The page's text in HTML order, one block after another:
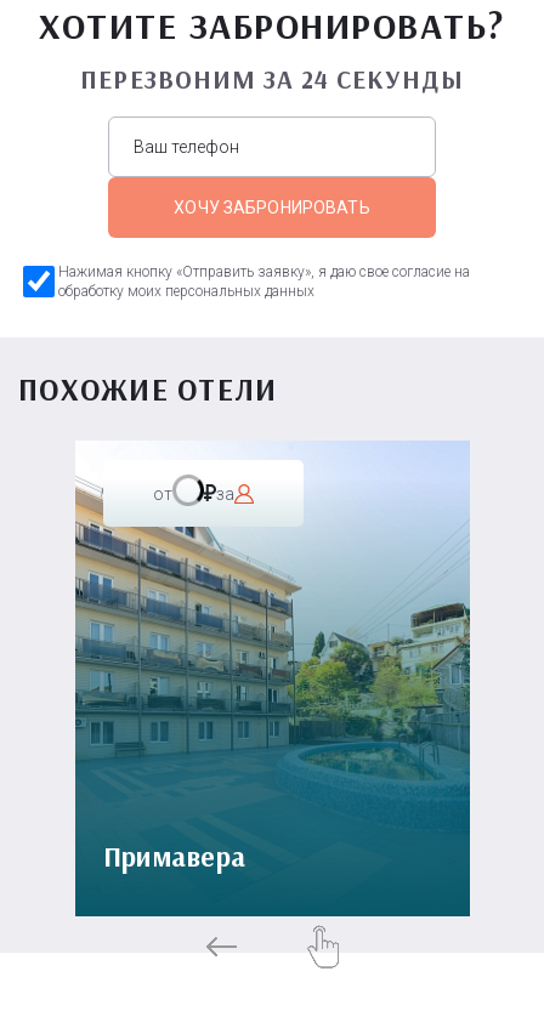
ХОТИТЕ ЗАБРОНИРОВАТЬ?
ПЕРЕЗВОНИМ ЗА 24 СЕКУНДЫ
ХОЧУ ЗАБРОНИРОВАТЬ
Нажимая кнопку «Отправить заявку», я даю свое согласие на
обработку моих персональных данных
ПОХОЖИЕ ОТЕЛИ
от за
Примавера